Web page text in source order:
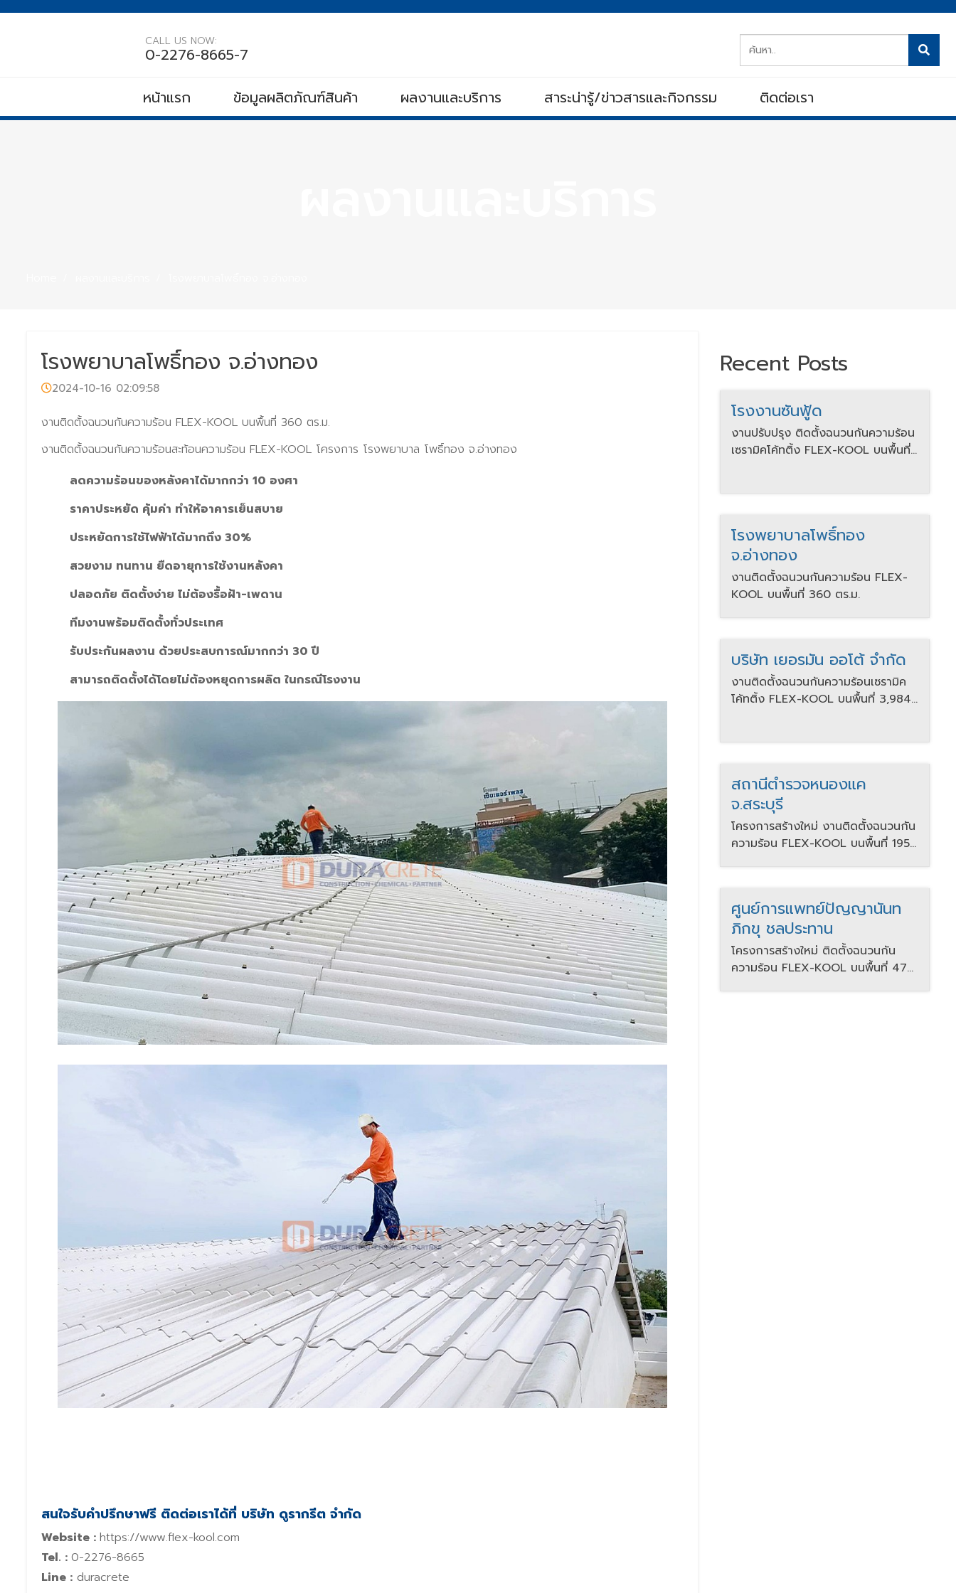
CALL US NOW:
0-2276-8665-7
หน้าแรก
ข้อมูลผลิตภัณฑ์สินค้า ผลงานและบริการ สาระน่ารู้/ข่าวสารและกิจกรรม ติดต่อเรา
โรงพยาบาลโพธิ์ทอง จ.อ่างทอง
2024-10-16 02:09:58
งานติดตั้งฉนวนกันความร้อน FLEX-KOOL บนพื้นที่ 360 ตร.ม.
งานติดตั้งฉนวนกันความร้อนสะท้อนความร้อน FLEX-KOOL โครงการ โรงพยาบาล โพธิ์ทอง จ.อ่างทอง
ลดความร้อนของหลังคาได้มากกว่า 10 องศา
ราคาประหยัด คุ้มค่า ทำให้อาคารเย็นสบาย
ประหยัดการใช้ไฟฟ้าได้มากถึง 30%
สวยงาม ทนทาน ยืดอายุการใช้งานหลังคา
ปลอดภัย ติดตั้งง่าย ไม่ต้องรื้อฝ้า-เพดาน
ทีมงานพร้อมติดตั้งทั่วประเทศ
รับประกันผลงาน ด้วยประสบการณ์มากกว่า 30 ปี
สามารถติดตั้งได้โดยไม่ต้องหยุดการผลิต ในกรณีโรงงาน
สนใจรับคำปรึกษาฟรี ติดต่อเราได้ที่ บริษัท ดูรากรีต จำกัด
Website : https://www.flex-kool.com
Tel. : 0-2276-8665
Line : duracrete
Recent Posts
โรงงานซันฟู้ด
งานปรับปรุง ติดตั้งฉนวนกันความร้อน
เซรามิคโค้ทติ้ง FLEX-KOOL บนพื้นที่
โรงพยาบาลโพธิ์ทอง
จ.อ่างทอง
งานติดตั้งฉนวนกันความร้อน FLEX-
KOOL บนพื้นที่ 360 ตร.ม.
บริษัท เยอรมัน ออโต้ จำกัด
งานติดตั้งฉนวนกันความร้อนเซรามิค
โค้ทติ้ง FLEX-KOOL บนพื้นที่ 3,984
สถานีตำรวจหนองแค
จ.สระบุรี
โครงการสร้างใหม่ งานติดตั้งฉนวนกัน
ความร้อน FLEX-KOOL บนพื้นที่ 195
ศูนย์การแพทย์ปัญญานันท
ภิกขุ ชลประทาน
โครงการสร้างใหม่ ติดตั้งฉนวนกัน
ความร้อน FLEX-KOOL บนพื้นที่ 475